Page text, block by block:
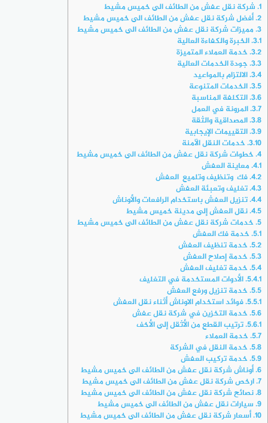
1. شركة نقل عفش من الطائف الى خميس مشيط
2. أفضل شركة نقل عفش من الطائف الى خميس مشيط
3. مميزات شركة نقل عفش من الطائف الى خميس مشيط
3.1. الخبرة والكفاءة العالية
3.2. خدمة العملاء المتميزة
3.3. جودة الخدمات العالية
3.4. الالتزام بالمواعيد
3.5. الخدمات المتنوعة
3.6. التكلفة المناسبة
3.7. المرونة في العمل
3.8. المصداقية والثقة
3.9. التقييمات الإيجابية
3.10. خدمات النقل الآمنة
4. خطوات شركة نقل عفش من الطائف الى خميس مشيط
4.1. معاينة العفش
4.2. فك وتنظيف وتلميع العفش
4.3. تغليف وتعبئة العفش
4.4. تنزيل العفش باستخدام الرافعات والأوناش
4.5. نقل العفش إلى مدينة خميس مشيط
5. خدمات شركة نقل عفش من الطائف الى خميس مشيط
5.1. خدمة فك العفش
5.2. خدمة تنظيف العفش
5.3. خدمة إصلاح العفش
5.4. خدمة تغليف العفش
5.4.1. الأدوات المستخدمة في التغليف
5.5. خدمة تنزيل ورفع العفش
5.5.1. فوائد استخدام الاوناش أثناء نقل العفش
5.6. خدمة التخزين في شركة نقل عفش
5.6.1. ترتيب القطع من الأثقل إلى الأخف
5.7. خدمة العملاء
5.8. خدمة النقل في الشركة
5.9. خدمة تركيب العفش
6. أوناش شركة نقل عفش من الطائف الى خميس مشيط
7. ارخص شركة نقل عفش من الطائف الى خميس مشيط
8. نصائح شركة نقل عفش من الطائف الى خميس مشيط
9. سيارات نقل عفش من الطائف الى خميس مشيط
10. أسعار شركة نقل عفش من الطائف الى خميس مشيط